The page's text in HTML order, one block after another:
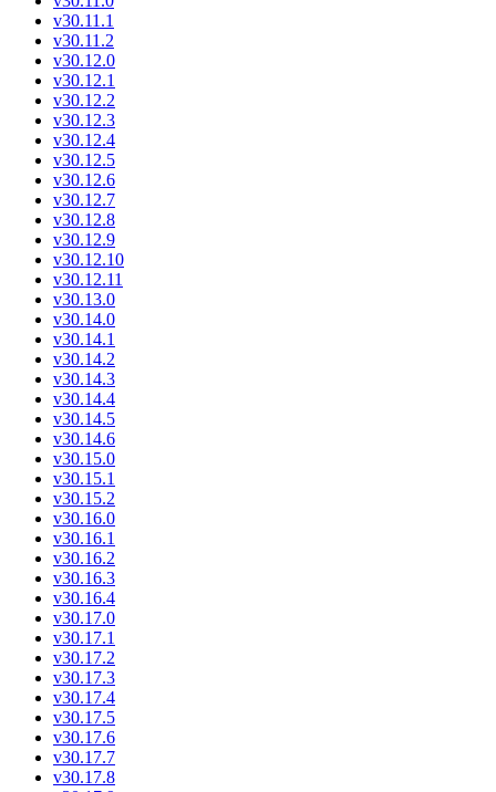
v30.11.1
v30.11.2
v30.12.0
v30.12.1
v30.12.2
v30.12.3
v30.12.4
v30.12.5
v30.12.6
v30.12.7
v30.12.8
v30.12.9
v30.12.10
v30.12.11
v30.13.0
v30.14.0
v30.14.1
v30.14.2
v30.14.3
v30.14.4
v30.14.5
v30.14.6
v30.15.0
v30.15.1
v30.15.2
v30.16.0
v30.16.1
v30.16.2
v30.16.3
v30.16.4
v30.17.0
v30.17.1
v30.17.2
v30.17.3
v30.17.4
v30.17.5
v30.17.6
v30.17.7
v30.17.8